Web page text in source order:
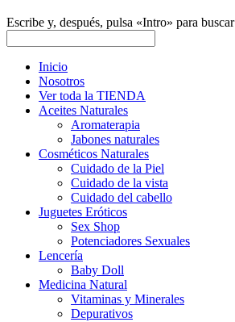
Escribe y, después, pulsa «Intro» para buscar
Inicio
Nosotros
Ver toda la TIENDA
Aceites Naturales
Aromaterapia
Jabones naturales
Cosméticos Naturales
Cuidado de la Piel
Cuidado de la vista
Cuidado del cabello
Juguetes Eróticos
Sex Shop
Potenciadores Sexuales
Lencería
Baby Doll
Medicina Natural
Vitaminas y Minerales
Depurativos